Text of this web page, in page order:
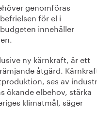
genomföras
för el i
innehåller
ny kärnkraft, är ett
åtgärd.
ses av
ökande elbehov, stärka
klimatmål, säger